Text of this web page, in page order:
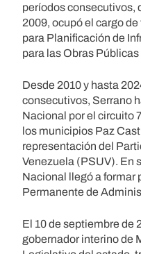
períodos consecutivos,
2009, ocupó el cargo
para Planificación de
para las Obras
Desde 2010 y hasta
consecutivos, Serrano
Nacional por el circuito
los municipios Paz
representación del
Venezuela (PSUV). En
Nacional llegó a formar
Permanente de
El 10 de septiembre de
gobernador interino de